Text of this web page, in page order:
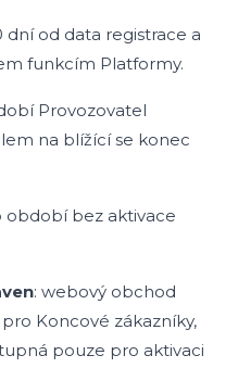
dní od data registrace a
funkcím Platformy.
Provozovatel
na blížící se konec
období bez aktivace
: webový obchod
Koncové zákazníky,
pouze pro aktivaci